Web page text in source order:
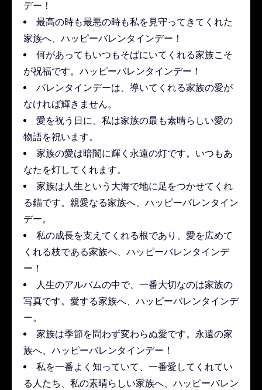
デー！
最高の時も最悪の時も私を見守ってきてくれた
家族へ、ハッピーバレンタインデー！
何があってもいつもそばにいてくれる家族こそ
が祝福です。ハッピーバレンタインデー！
バレンタインデーは、導いてくれる家族の愛が
なければ輝きません。
愛を祝う日に、私は家族の最も素晴らしい愛の
物語を祝います。
家族の愛は暗闇に輝く永遠の灯です。いつもあ
なたを灯してくれます。
家族は人生という大海で地に足をつかせてくれ
る錨です。親愛なる家族へ、ハッピーバレンタイン
デー。
私の成長を支えてくれる根であり、愛を広めて
くれる枝である家族へ、ハッピーバレンタインデ
ー！
人生のアルバムの中で、一番大切なのは家族の
写真です。愛する家族へ、ハッピーバレンタインデ
ー。
家族は季節を問わず変わらぬ愛です。永遠の家
族へ、ハッピーバレンタインデー！
私を一番よく知っていて、一番愛してくれてい
る人たち、私の素晴らしい家族へ、ハッピーバレン